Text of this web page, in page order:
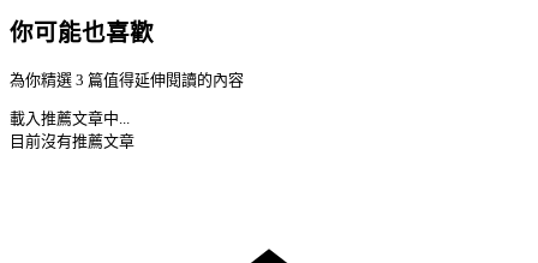
你可能也喜歡
為你精選 3 篇值得延伸閱讀的內容
載入推薦文章中...
目前沒有推薦文章